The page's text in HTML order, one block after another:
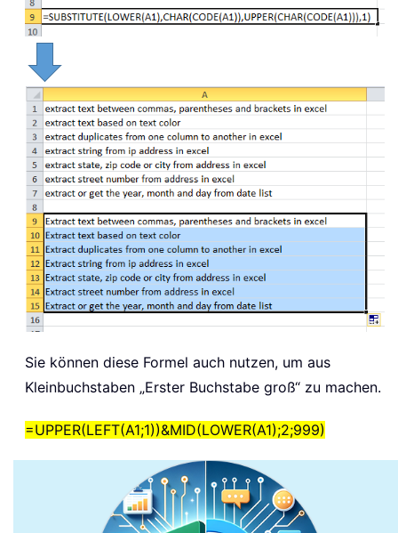
Sie können diese Formel auch nutzen, um aus
Kleinbuchstaben „Erster Buchstabe groß“ zu machen.
=UPPER(LEFT(A1;1))&MID(LOWER(A1);2;999)